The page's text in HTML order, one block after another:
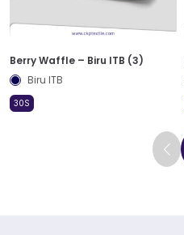
Berry Waffle – Biru ITB (3)
Biru ITB
30S